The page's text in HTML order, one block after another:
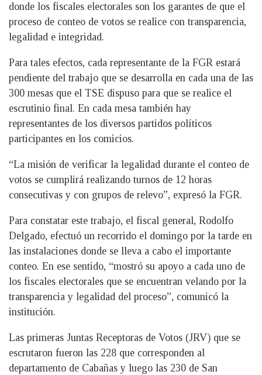
donde los fiscales electorales son los garantes de que el
proceso de conteo de votos se realice con transparencia,
legalidad e integridad.
Para tales efectos, cada representante de la FGR estará
pendiente del trabajo que se desarrolla en cada una de las
300 mesas que el TSE dispuso para que se realice el
escrutinio final. En cada mesa también hay
representantes de los diversos partidos políticos
participantes en los comicios.
“La misión de verificar la legalidad durante el conteo de
votos se cumplirá realizando turnos de 12 horas
consecutivas y con grupos de relevo”, expresó la FGR.
Para constatar este trabajo, el fiscal general, Rodolfo
Delgado, efectuó un recorrido el domingo por la tarde en
las instalaciones donde se lleva a cabo el importante
conteo. En ese sentido, “mostró su apoyo a cada uno de
los fiscales electorales que se encuentran velando por la
transparencia y legalidad del proceso”, comunicó la
institución.
Las primeras Juntas Receptoras de Votos (JRV) que se
escrutaron fueron las 228 que corresponden al
departamento de Cabañas y luego las 230 de San